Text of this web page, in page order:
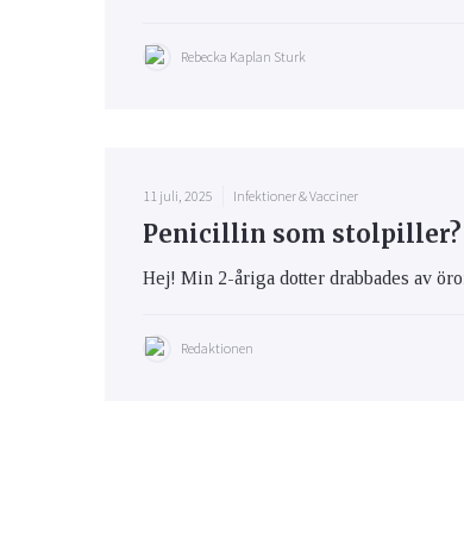
Rebecka Kaplan Sturk
11 juli, 2025 Infektioner & Vacciner
Penicillin som stolpiller?
Hej! Min 2-åriga dotter drabbades av
Redaktionen